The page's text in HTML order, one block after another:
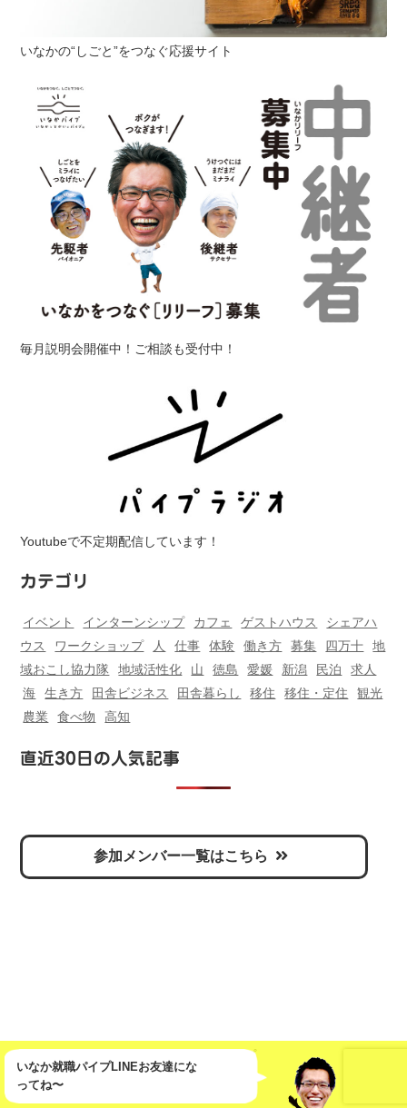
いなかの“しごと”をつなぐ応援サイト
毎月説明会開催中！ご相談も受付中！
Youtubeで不定期配信しています！
カテゴリ
イベント インターンシップ カフェ ゲストハウス
シェアハ
ウス
ワークショップ 人 仕事 体験 働き方 募集 四万十
地
域おこし協力隊
地域活性化 山 徳島 愛媛 新潟 民泊
求人
海
生き方 田舎ビジネス 田舎暮らし 移住 移住・定住
観光
農業
食べ物 高知
直近30日の人気記事
参加メンバー一覧はこちら
いなか就職パイプLINEお友達にな
ってね〜
いなかパイプ
2026 © inaka-pipe